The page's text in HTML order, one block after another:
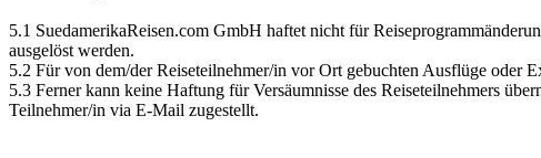
5.1 SuedamerikaReisen.com GmbH haftet nicht für
ausgelöst werden.
5.2 Für von dem/der Reiseteilnehmer/in vor Ort gebuchten Ausflüge oder
5.3 Ferner kann keine Haftung für Versäumnisse des Reiseteilnehmers
Teilnehmer/in via E-Mail zugestellt.